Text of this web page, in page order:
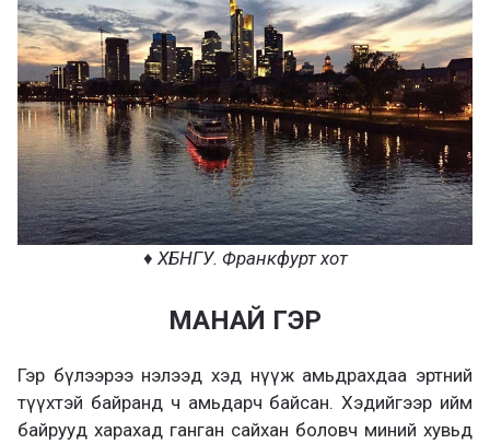
♦ ХБНГУ. Франкфурт хот
МАНАЙ ГЭР
Гэр бүлээрээ нэлээд хэд нүүж амьдрахдаа эртний
түүхтэй байранд ч амьдарч байсан. Хэдийгээр ийм
байрууд харахад ганган сайхан боловч миний хувьд